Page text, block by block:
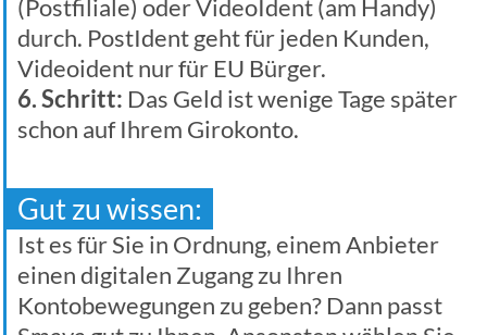
(Postfiliale) oder VideoIdent (am Handy)
durch. PostIdent geht für jeden Kunden,
Videoident nur für EU Bürger.
6. Schritt: Das Geld ist wenige Tage später
schon auf Ihrem Girokonto.
Gut zu wissen:
Ist es für Sie in Ordnung, einem Anbieter
einen digitalen Zugang zu Ihren
Kontobewegungen zu geben? Dann passt